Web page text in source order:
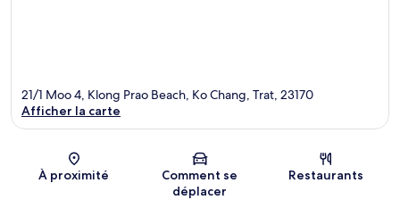
Carte
21/1 Moo 4, Klong Prao Beach, Ko Chang, Trat, 23170
Afficher la carte
À proximité
Comment se
déplacer
Restaurants